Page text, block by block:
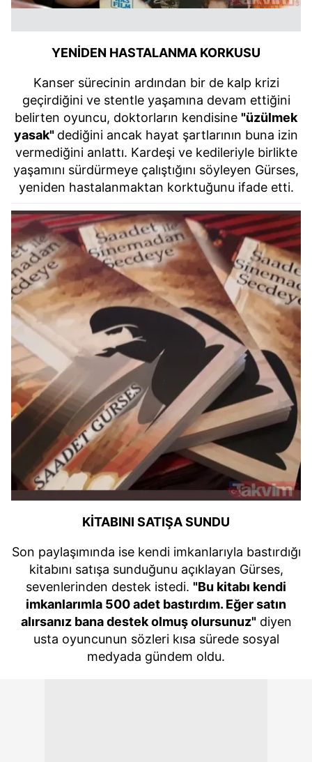
YENİDEN HASTALANMA KORKUSU
Kanser sürecinin ardından bir de kalp krizi
geçirdiğini ve stentle yaşamına devam ettiğini
belirten oyuncu, doktorların kendisine "üzülmek
yasak" dediğini ancak hayat şartlarının buna izin
vermediğini anlattı. Kardeşi ve kedileriyle birlikte
yaşamını sürdürmeye çalıştığını söyleyen Gürses,
yeniden hastalanmaktan korktuğunu ifade etti.
KİTABINI SATIŞA SUNDU
Son paylaşımında ise kendi imkanlarıyla bastırdığı
kitabını satışa sunduğunu açıklayan Gürses,
sevenlerinden destek istedi. "Bu kitabı kendi
imkanlarımla 500 adet bastırdım. Eğer satın
alırsanız bana destek olmuş olursunuz"diyen
usta oyuncunun sözleri kısa sürede sosyal
medyada gündem oldu.